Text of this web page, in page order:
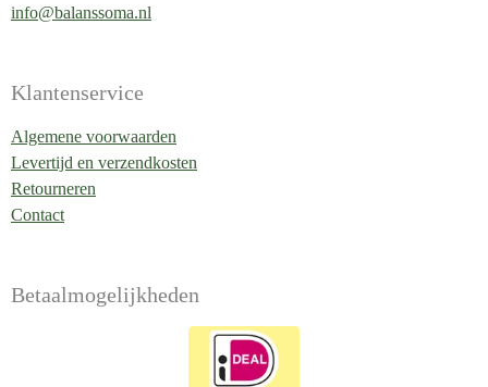
info@balanssoma.nl
Klantenservice
Algemene voorwaarden
Levertijd en verzendkosten
Retourneren
Contact
Betaalmogelijkheden